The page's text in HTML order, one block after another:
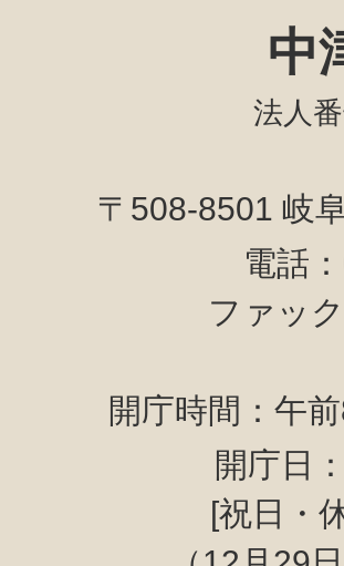
中
法人
〒508-8501 岐
電話
ファッ
開庁時間：午
開庁日
[祝日・